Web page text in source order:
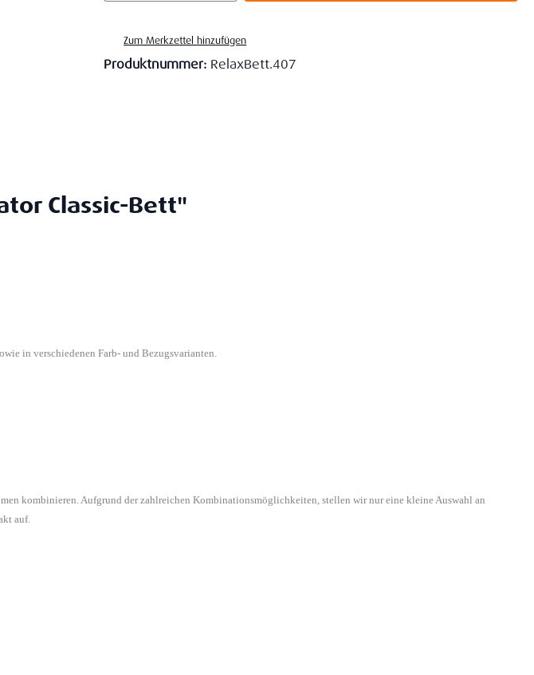
Zum Merkzettel hinzufügen
Produktnummer: RelaxBett.407
Classic-Bett"
in verschiedenen Farb- und Bezugsvarianten.
kombinieren. Aufgrund der zahlreichen Kombinationsmöglichkeiten, stellen wir nur eine kleine Auswahl an
auf.